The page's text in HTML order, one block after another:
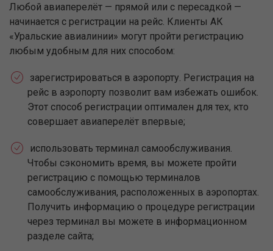
Любой авиаперелёт — прямой или с пересадкой —
начинается с регистрации на рейс. Клиенты АК
«Уральские авиалинии» могут пройти регистрацию
любым удобным для них способом:
зарегистрироваться в аэропорту. Регистрация на
рейс в аэропорту позволит вам избежать ошибок.
Этот способ регистрации оптимален для тех, кто
совершает авиаперелёт впервые;
использовать терминал самообслуживания.
Чтобы сэкономить время, вы можете пройти
регистрацию с помощью терминалов
самообслуживания, расположенных в аэропортах.
Получить информацию о процедуре регистрации
через терминал вы можете в информационном
разделе сайта;